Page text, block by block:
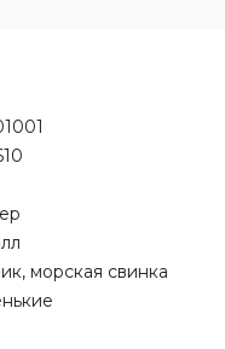
морская свинка